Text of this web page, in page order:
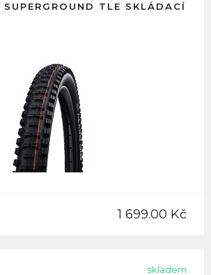
TLE SKLÁDACÍ
1 699.00 Kč
skladem